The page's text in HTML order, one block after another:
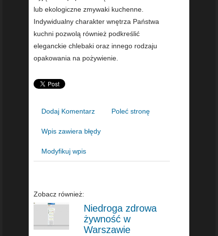
lub ekologiczne zmywaki kuchenne.
Indywidualny charakter wnętrza Państwa
kuchni pozwolą również podkreślić
eleganckie chlebaki oraz innego rodzaju
opakowania na pożywienie.
Dodaj Komentarz Poleć stronę
Wpis zawiera błędy
Modyfikuj wpis
Zobacz również:
Niedroga zdrowa
żywność w
Warszawie